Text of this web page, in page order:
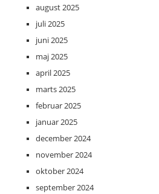
august 2025
juli 2025
juni 2025
maj 2025
april 2025
marts 2025
februar 2025
januar 2025
december 2024
november 2024
oktober 2024
september 2024